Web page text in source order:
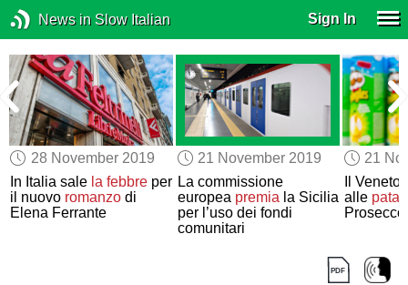
News in Slow Italian Sign In
28 November 2019
In Italia sale la febbre per
il nuovo romanzo di
Elena Ferrante
21 November 2019
La commissione
europea premiala Sicilia
per l’uso dei fondi
comunitari
21
Il Veneto
alle
Prosecco